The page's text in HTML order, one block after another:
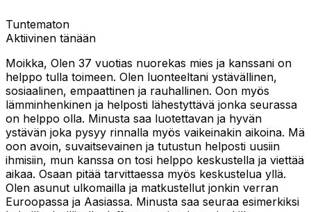
Tuntematon
Aktiivinen tänään
Moikka, Olen 37 vuotias nuorekas mies ja kanssani on
helppo tulla toimeen. Olen luonteeltani ystävällinen,
sosiaalinen, empaattinen ja rauhallinen. Oon myös
lämminhenkinen ja helposti lähestyttävä jonka seurassa
on helppo olla. Minusta saa luotettavan ja hyvän
ystävän joka pysyy rinnalla myös vaikeinakin aikoina. Mä
oon avoin, suvaitsevainen ja tutustun helposti uusiin
ihmisiin, mun kanssa on tosi helppo keskustella ja viettää
aikaa. Osaan pitää tarvittaessa myös keskustelua yllä.
Olen asunut ulkomailla ja matkustellut jonkin verran
Euroopassa ja Aasiassa. Minusta saa seuraa esimerkiksi